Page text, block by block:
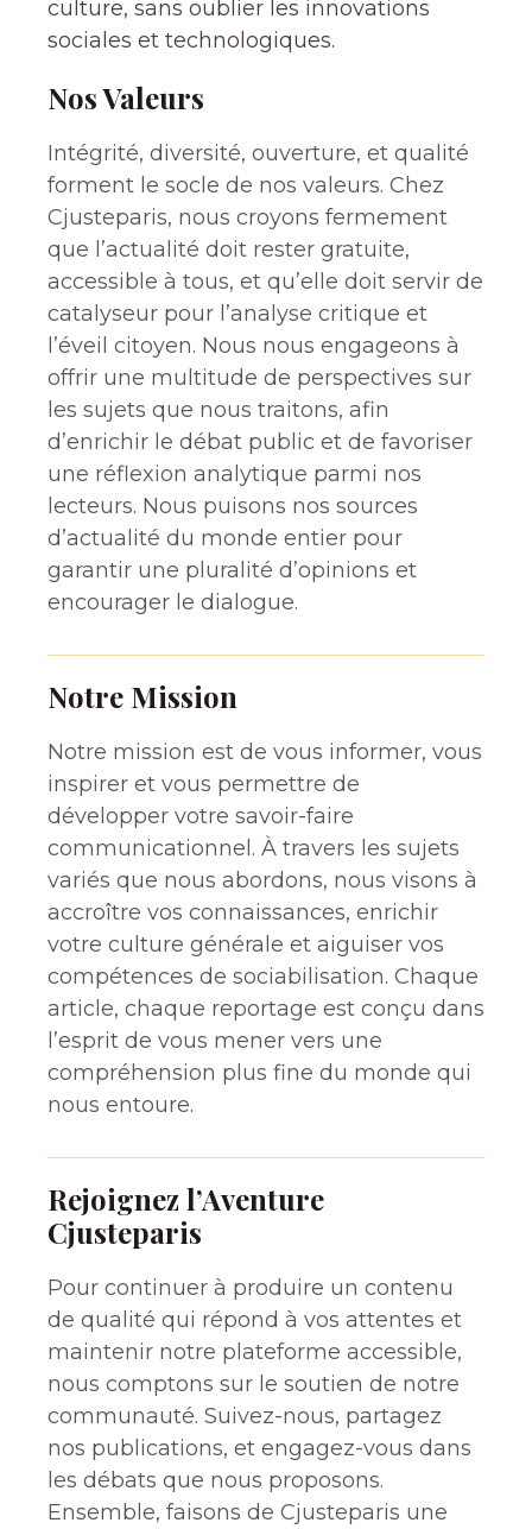
culture, sans oublier les innovations
sociales et technologiques.
Nos Valeurs
Intégrité, diversité, ouverture, et qualité
forment le socle de nos valeurs. Chez
Cjusteparis, nous croyons fermement
que l’actualité doit rester gratuite,
accessible à tous, et qu’elle doit servir de
catalyseur pour l’analyse critique et
l’éveil citoyen. Nous nous engageons à
offrir une multitude de perspectives sur
les sujets que nous traitons, afin
d’enrichir le débat public et de favoriser
une réflexion analytique parmi nos
lecteurs. Nous puisons nos sources
d’actualité du monde entier pour
garantir une pluralité d’opinions et
encourager le dialogue.
Notre Mission
Notre mission est de vous informer, vous
inspirer et vous permettre de
développer votre savoir-faire
communicationnel. À travers les sujets
variés que nous abordons, nous visons à
accroître vos connaissances, enrichir
votre culture générale et aiguiser vos
compétences de sociabilisation. Chaque
article, chaque reportage est conçu dans
l’esprit de vous mener vers une
compréhension plus fine du monde qui
nous entoure.
Rejoignez l’Aventure
Cjusteparis
Pour continuer à produire un contenu
de qualité qui répond à vos attentes et
maintenir notre plateforme accessible,
nous comptons sur le soutien de notre
communauté. Suivez-nous, partagez
nos publications, et engagez-vous dans
les débats que nous proposons.
Ensemble, faisons de Cjusteparis une